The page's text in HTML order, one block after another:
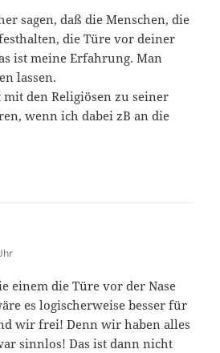
sagen, daß die Menschen, die
die Türe vor deiner
ist meine Erfahrung. Man
lassen.
mit den Religiösen zu seiner
wenn ich dabei zB an die
einem die Türe vor der Nase
es logischerweise besser für
wir frei! Denn wir haben alles
sinnlos! Das ist dann nicht